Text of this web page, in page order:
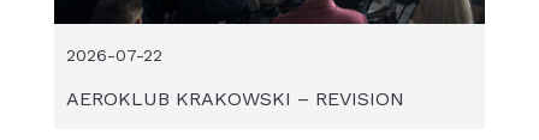
AEROKLUB KRAKOWSKI – REVISION
2026-07-22